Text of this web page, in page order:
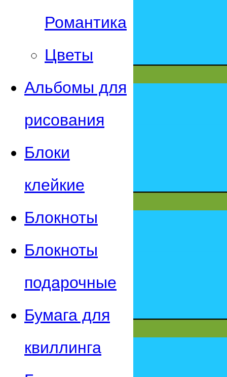
Романтика
Цветы
Альбомы для
рисования
Блоки
клейкие
Блокноты
Блокноты
подарочные
Бумага для
квиллинга